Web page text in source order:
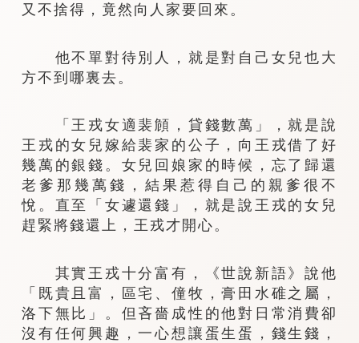
又不捨得，竟然向人家要回來。
他不單對待別人，就是對自己女兒也大
方不到哪裏去。
「王戎女適裴頠，貸錢數萬」，就是說
王戎的女兒嫁給裴家的公子，向王戎借了好
幾萬的銀錢。女兒回娘家的時候，忘了歸還
老爹那幾萬錢，結果惹得自己的親爹很不
悅。直至「女遽還錢」，就是說王戎的女兒
趕緊將錢還上，王戎才開心。
其實王戎十分富有，《世說新語》說他
「既貴且富，區宅、僮牧，膏田水碓之屬，
洛下無比」。但吝嗇成性的他對日常消費卻
沒有任何興趣，一心想讓蛋生蛋，錢生錢，